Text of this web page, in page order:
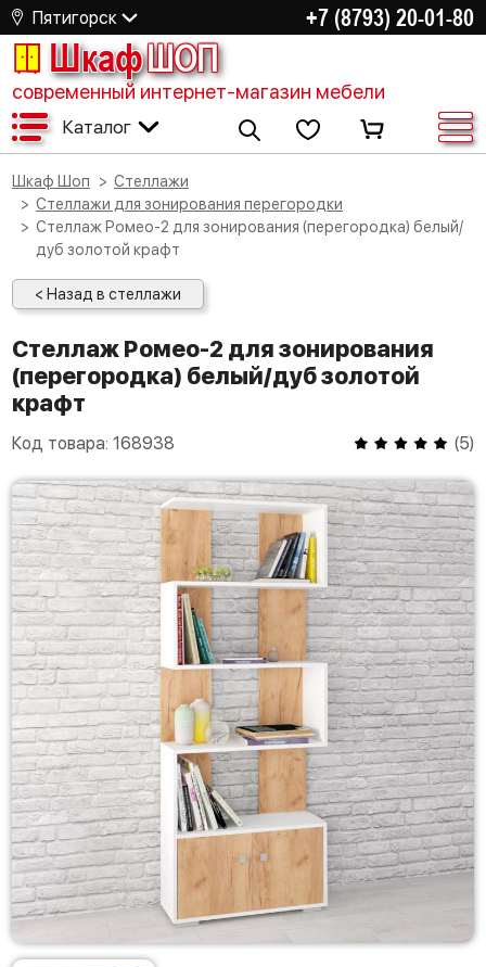
Пятигорск +7 (8793) 20-01-80
ШкафШОП
современный интернет-магазин мебели
Каталог
Шкаф Шоп
Стеллажи
Стеллажи для зонирования перегородки
Стеллаж Ромео-2 для зонирования (перегородка) белый/
дуб золотой крафт
< Назад в стеллажи
Стеллаж Ромео-2 для зонирования
(перегородка) белый/дуб золотой
крафт
Код товара: 168938 (5)